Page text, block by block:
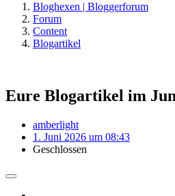
Bloghexen | Bloggerforum
Forum
Content
Blogartikel
Eure Blogartikel im
amberlight
1. Juni 2026 um 08:43
Geschlossen